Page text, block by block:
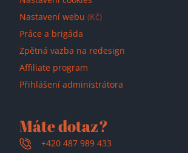
Nastavení webu (Kč)
Práce a brigáda
Zpětná vazba na redesign
Affiliate program
Přihlášení administrátora
Máte dotaz?
+420 487 989 433